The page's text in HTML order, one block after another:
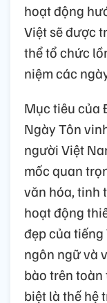
hoạt động
Việt sẽ được
thể tổ chức
niệm các
Mục tiêu của
Ngày Tôn
người Việt
mốc quan
văn hóa, tinh
hoạt động
đẹp của
ngôn ngữ và
bào trên toàn
biệt là thế hệ